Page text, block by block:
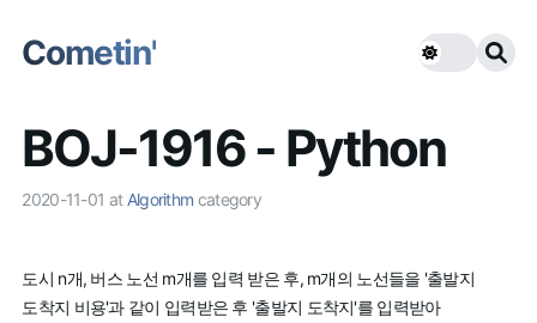
Cometin'
BOJ-1916 - Python
2020-11-01 at Algorithm category
도시 n개, 버스 노선 m개를 입력 받은 후, m개의 노선들을 '출발지
도착지 비용'과 같이 입력받은 후 '출발지 도착지'를 입력받아